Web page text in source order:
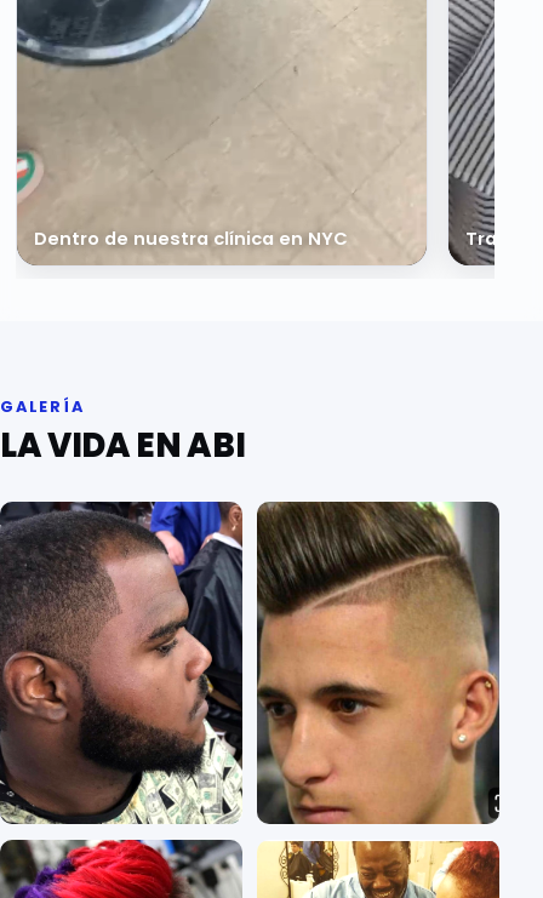
Dentro de nuestra clínica en NYC
GALERÍA
LA VIDA EN ABI